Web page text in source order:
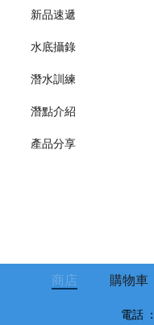
新品速遞
水底攝錄
潛水訓練
潛點介紹
產品分享
商店 購物車
電話